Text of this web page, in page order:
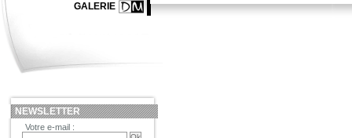
GALERIE
NEWSLETTER
Votre e-mail :